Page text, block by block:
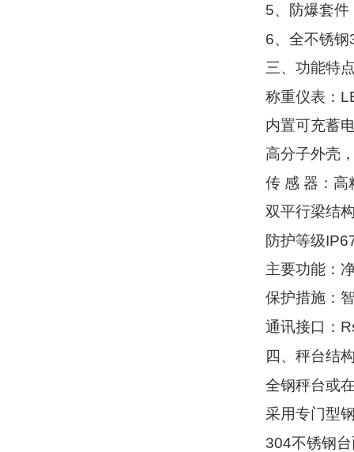
5、防爆套件
6、全不锈钢
三、功能特
称重仪表：
内置可充蓄
高分子外壳
传 感 器：高
双平行梁结
防护等级
主要功能：
保护措施：
通讯接口：
四、秤台结
全钢秤台或
采用专门型
304不锈钢